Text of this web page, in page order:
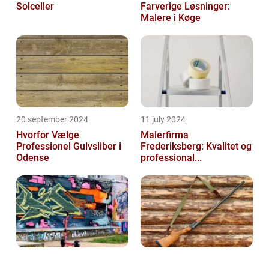
Solceller
Farverige Løsninger:
Malere i Køge
20 september 2024
Hvorfor Vælge
Professionel Gulvsliber i
Odense
11 july 2024
Malerfirma
Frederiksberg: Kvalitet og
professional...